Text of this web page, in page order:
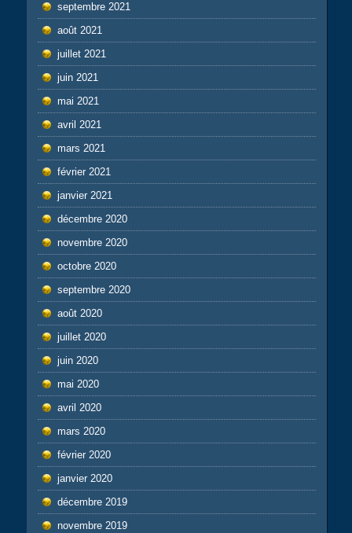
septembre 2021
août 2021
juillet 2021
juin 2021
mai 2021
avril 2021
mars 2021
février 2021
janvier 2021
décembre 2020
novembre 2020
octobre 2020
septembre 2020
août 2020
juillet 2020
juin 2020
mai 2020
avril 2020
mars 2020
février 2020
janvier 2020
décembre 2019
novembre 2019